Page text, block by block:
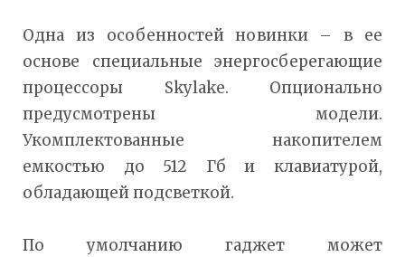
Одна из особенностей новинки – в ее
основе специальные энергосберегающие
процессоры Skylake. Опционально
предусмотрены модели.
Укомплектованные накопителем
емкостью до 512 Гб и клавиатурой,
обладающей подсветкой.
По умолчанию гаджет может